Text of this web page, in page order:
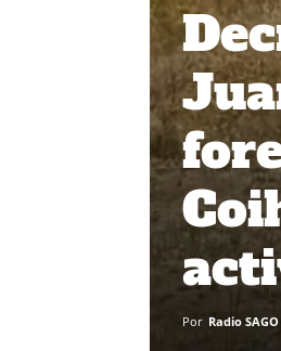
Por Radio SAGO